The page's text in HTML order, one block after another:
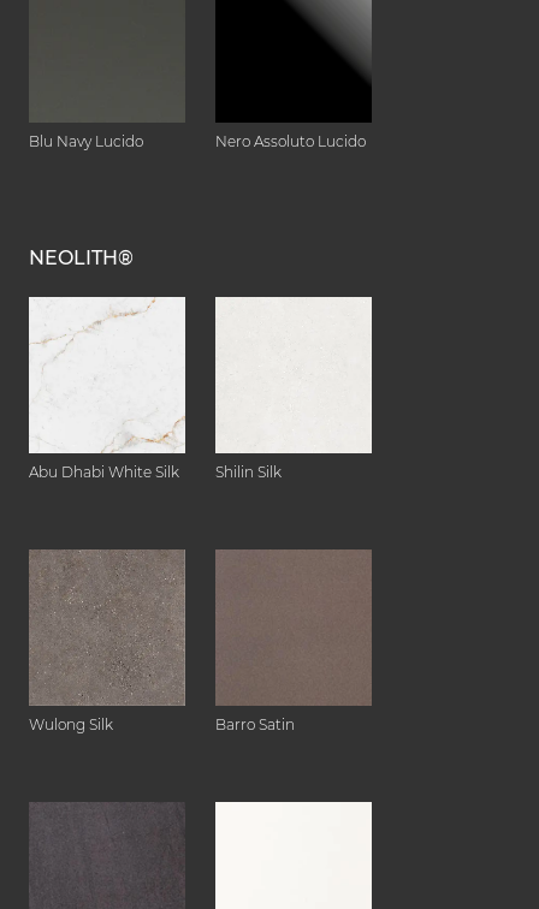
Blu Navy Lucido Nero Assoluto Lucido
NEOLITH®
Abu Dhabi White Silk Shilin Silk
Wulong Silk Barro Satin